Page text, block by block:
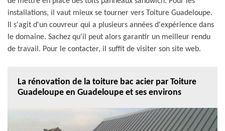
installations, il vaut mieux se tourner vers Toiture Guadeloupe.
Il s'agit d'un couvreur qui a plusieurs années d'expérience dans
le domaine. Sachez qu'il peut alors garantir un meilleur rendu
de travail. Pour le contacter, il suffit de visiter son site web.
La rénovation de la toiture bac acier par Toiture
Guadeloupe en Guadeloupe et ses environs